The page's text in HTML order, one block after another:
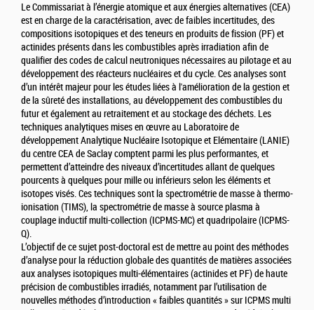
Le Commissariat à l’énergie atomique et aux énergies alternatives (CEA)
est en charge de la caractérisation, avec de faibles incertitudes, des
compositions isotopiques et des teneurs en produits de fission (PF) et
actinides présents dans les combustibles après irradiation afin de
qualifier des codes de calcul neutroniques nécessaires au pilotage et au
développement des réacteurs nucléaires et du cycle. Ces analyses sont
d’un intérêt majeur pour les études liées à l'amélioration de la gestion et
de la sûreté des installations, au développement des combustibles du
futur et également au retraitement et au stockage des déchets. Les
techniques analytiques mises en œuvre au Laboratoire de
développement Analytique Nucléaire Isotopique et Elémentaire (LANIE)
du centre CEA de Saclay comptent parmi les plus performantes, et
permettent d’atteindre des niveaux d’incertitudes allant de quelques
pourcents à quelques pour mille ou inférieurs selon les éléments et
isotopes visés. Ces techniques sont la spectrométrie de masse à thermo-
ionisation (TIMS), la spectrométrie de masse à source plasma à
couplage inductif multi-collection (ICPMS-MC) et quadripolaire (ICPMS-
Q).
L’objectif de ce sujet post-doctoral est de mettre au point des méthodes
d’analyse pour la réduction globale des quantités de matières associées
aux analyses isotopiques multi-élémentaires (actinides et PF) de haute
précision de combustibles irradiés, notamment par l’utilisation de
nouvelles méthodes d’introduction « faibles quantités » sur ICPMS multi